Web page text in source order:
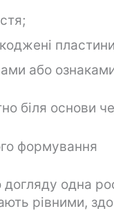
або
біля основи
формування
одна
рівними,